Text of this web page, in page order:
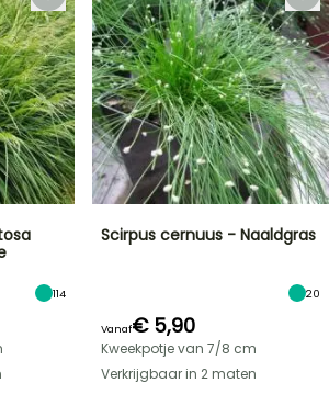
114
Scirpus cernuus - Naaldgras
20
Vanaf€ 5,90
Kweekpotje van 7/8 cm
Verkrijgbaar in 2 maten